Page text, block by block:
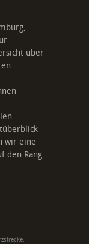
,
über
wir eine
den Rang